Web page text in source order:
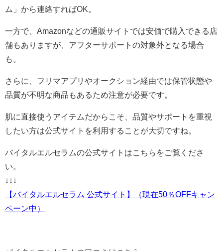
ム」から連絡すればOK。
一方で、Amazonなどの通販サイトでは安価で購入できる店
舗もありますが、アフターサポートの対象外となる場合
も。
さらに、フリマアプリやオークション経由では保管状態や
品質が不明な商品もあるため注意が必要です。
肌に直接使うアイテムだからこそ、品質やサポートを重視
したい方は公式サイトを利用することが大切ですね。
バイタルエルセラムの公式サイトはこちらをご覧くださ
い。
↓↓↓
【バイタルエルセラム 公式サイト】（現在50％OFFキャン
ペーン中）